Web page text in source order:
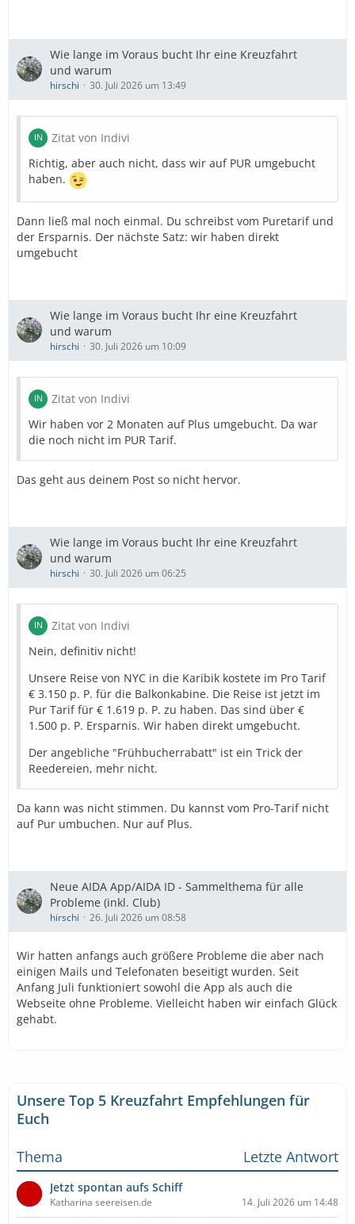
Wie lange im Voraus bucht Ihr eine Kreuzfahrt
und warum
hirschi 30. Juli 2026 um 13:49
Zitat von Indivi
Richtig, aber auch nicht, dass wir auf PUR umgebucht
haben.
Dann ließ mal noch einmal. Du schreibst vom Puretarif und
der Ersparnis. Der nächste Satz: wir haben direkt
umgebucht
Wie lange im Voraus bucht Ihr eine Kreuzfahrt
und warum
hirschi 30. Juli 2026 um 10:09
Zitat von Indivi
Wir haben vor 2 Monaten auf Plus umgebucht. Da war
die noch nicht im PUR Tarif.
Das geht aus deinem Post so nicht hervor.
Wie lange im Voraus bucht Ihr eine Kreuzfahrt
und warum
hirschi 30. Juli 2026 um 06:25
Zitat von Indivi
Nein, definitiv nicht!
Unsere Reise von NYC in die Karibik kostete im Pro Tarif
€ 3.150 p. P. für die Balkonkabine. Die Reise ist jetzt im
Pur Tarif für € 1.619 p. P. zu haben. Das sind über €
1.500 p. P. Ersparnis. Wir haben direkt umgebucht.
Der angebliche "Frühbucherrabatt" ist ein Trick der
Reedereien, mehr nicht.
Da kann was nicht stimmen. Du kannst vom Pro-Tarif nicht
auf Pur umbuchen. Nur auf Plus.
Neue AIDA App/AIDA ID - Sammelthema für alle
Probleme (inkl. Club)
hirschi 26. Juli 2026 um 08:58
Wir hatten anfangs auch größere Probleme die aber nach
einigen Mails und Telefonaten beseitigt wurden. Seit
Anfang Juli funktioniert sowohl die App als auch die
Webseite ohne Probleme. Vielleicht haben wir einfach Glück
gehabt.
Unsere Top 5 Kreuzfahrt Empfehlungen für
Euch
Thema
Letzte Antwort
Jetzt spontan aufs Schiff
Katharina seereisen.de 14. Juli 2026 um 14:48